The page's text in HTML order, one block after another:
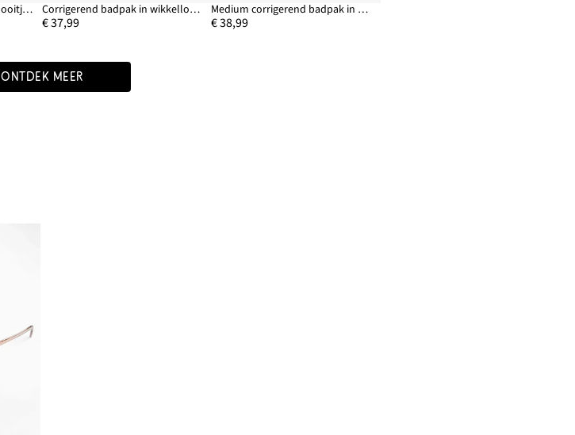
Corrigerend badpak met plooitjes, licht corrigerend Corrigerend badpak in wikkellook, medium corrigerend
€ 37,99
Medium corrigerend badpak in wikkellook met glanzend materiaal
€ 38,99
ONTDEK MEER